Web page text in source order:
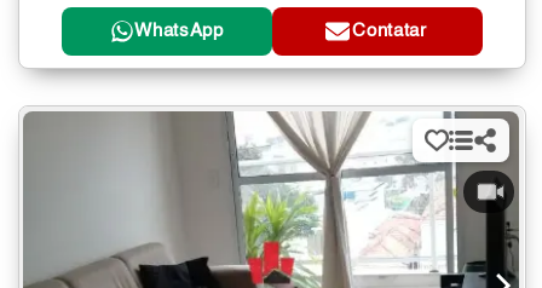
WhatsApp Contatar